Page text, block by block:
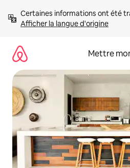
directement
Afficher la langue d'origine
Mettre